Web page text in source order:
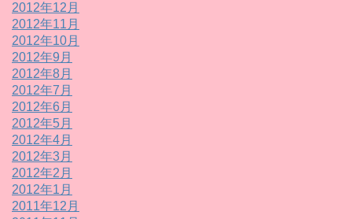
2012年12月
2012年11月
2012年10月
2012年9月
2012年8月
2012年7月
2012年6月
2012年5月
2012年4月
2012年3月
2012年2月
2012年1月
2011年12月